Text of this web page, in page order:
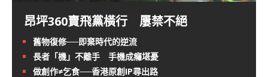
昂坪360賣飛黨橫行 屢禁不絕
舊物復修──即棄時代的逆流
長者「機」不離手 手機成癮堪憂
做創作≠乞食──香港原創IP尋出路